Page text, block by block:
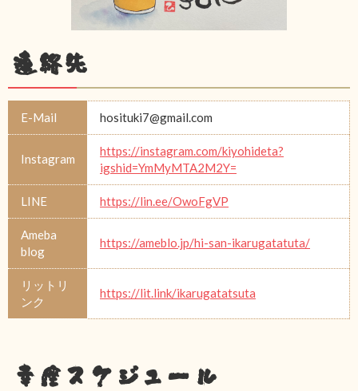
連絡先
E-Mail hosituki7@gmail.com
Instagram
https://instagram.com/kiyohideta?
igshid=YmMyMTA2M2Y=
LINE https://lin.ee/OwoFgVP
Ameba
blog
https://ameblo.jp/hi-san-ikarugatatuta/
リットリ
ンク
https://lit.link/ikarugatatsuta
幸座スケジュール